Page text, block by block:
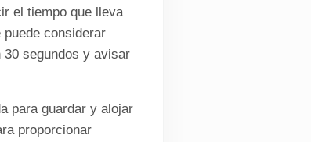
el tiempo que lleva
considerar
30 segundos y avisar
para guardar y alojar
proporcionar